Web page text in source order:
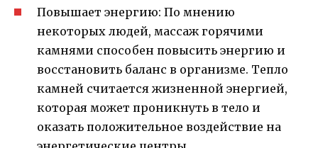
Повышает энергию: По мнению
некоторых людей, массаж горячими
камнями способен повысить энергию и
восстановить баланс в организме. Тепло
камней считается жизненной энергией,
которая может проникнуть в тело и
оказать положительное воздействие на